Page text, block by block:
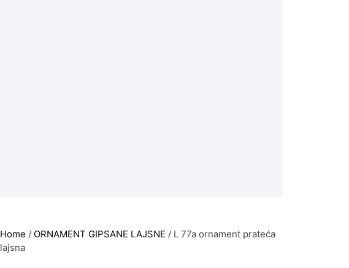
Home / ORNAMENT GIPSANE LAJSNE / L 77a ornament prateća
lajsna